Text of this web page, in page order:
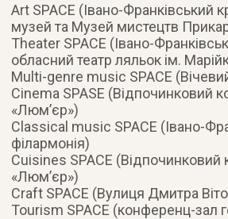
Art SPACE (Івано-Франківський
музей та Музей мистецтв
Theater SPACE (Івано-
обласний театр ляльок ім.
Multi-genre music SPACE
Cinema SPASE (Відпочинковий
«Люм’єр»)
Classical music SPACE (Івано-
філармонія)
Cuisines SPACE (Відпочинковий
«Люм’єр»)
Craft SPACE (Вулиця Дмитра
Tourism SPACE (конференц-зал